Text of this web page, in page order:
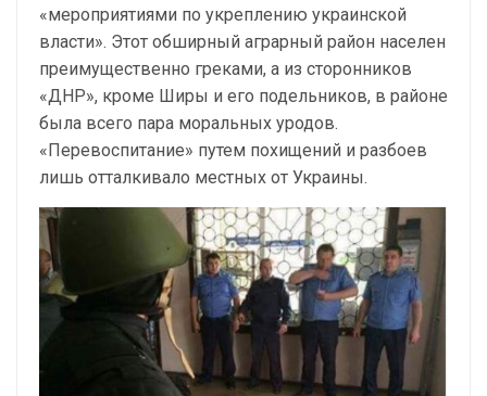
«мероприятиями по укреплению украинской
власти». Этот обширный аграрный район населен
преимущественно греками, а из сторонников
«ДНР», кроме Ширы и его подельников, в районе
была всего пара моральных уродов.
«Перевоспитание» путем похищений и разбоев
лишь отталкивало местных от Украины.